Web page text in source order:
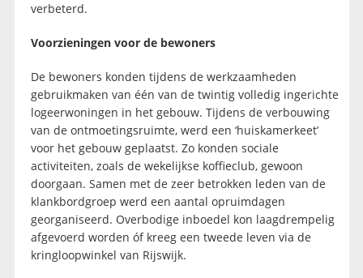
verbeterd.
Voorzieningen voor de bewoners
De bewoners konden tijdens de werkzaamheden
gebruikmaken van één van de twintig volledig ingerichte
logeerwoningen in het gebouw. Tijdens de verbouwing
van de ontmoetingsruimte, werd een ‘huiskamerkeet’
voor het gebouw geplaatst. Zo konden sociale
activiteiten, zoals de wekelijkse koffieclub, gewoon
doorgaan. Samen met de zeer betrokken leden van de
klankbordgroep werd een aantal opruimdagen
georganiseerd. Overbodige inboedel kon laagdrempelig
afgevoerd worden óf kreeg een tweede leven via de
kringloopwinkel van Rijswijk.